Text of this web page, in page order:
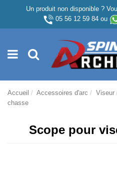
Un produit non disponible ?
05 56 12 59 84ou
Accueil Accessoires d'arc Viseur
chasse
Scope pour